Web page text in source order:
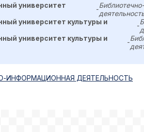
университет
-
университет культуры и
-
университет культуры и
-
ИНФОРМАЦИОННАЯ ДЕЯТЕЛЬНОСТЬ